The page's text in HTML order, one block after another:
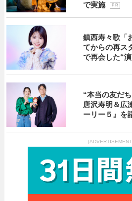
で実施
P R
鎮西寿々歌「
てからの再ス
で再会した“
“本当の友だ
唐沢寿明＆広
ーリー５』を